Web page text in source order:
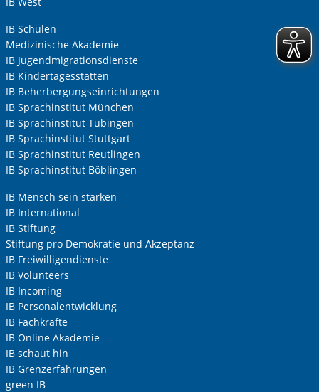
IB Schulen
Medizinische Akademie
IB Jugendmigrationsdienste
IB Kindertagesstätten
IB Beherbergungseinrichtungen
IB Sprachinstitut München
IB Sprachinstitut Tübingen
IB Sprachinstitut Stuttgart
IB Sprachinstitut Reutlingen
IB Sprachinstitut Böblingen
IB Mensch sein stärken
IB International
IB Stiftung
Stiftung pro Demokratie und Akzeptanz
IB Freiwilligendienste
IB Volunteers
IB Incoming
IB Personalentwicklung
IB Fachkräfte
IB Online Akademie
IB schaut hin
IB Grenzerfahrungen
green IB